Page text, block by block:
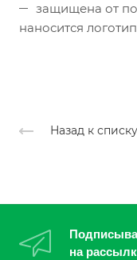
защищена от
наносится
Назад к списку
на